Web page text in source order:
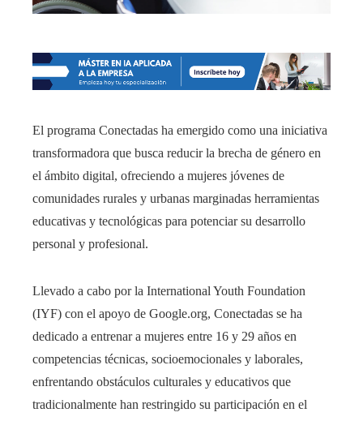
El programa Conectadas ha emergido como una iniciativa
transformadora que busca reducir la brecha de género en
el ámbito digital, ofreciendo a mujeres jóvenes de
comunidades rurales y urbanas marginadas herramientas
educativas y tecnológicas para potenciar su desarrollo
personal y profesional.
Llevado a cabo por la International Youth Foundation
(IYF) con el apoyo de Google.org, Conectadas se ha
dedicado a entrenar a mujeres entre 16 y 29 años en
competencias técnicas, socioemocionales y laborales,
enfrentando obstáculos culturales y educativos que
tradicionalmente han restringido su participación en el